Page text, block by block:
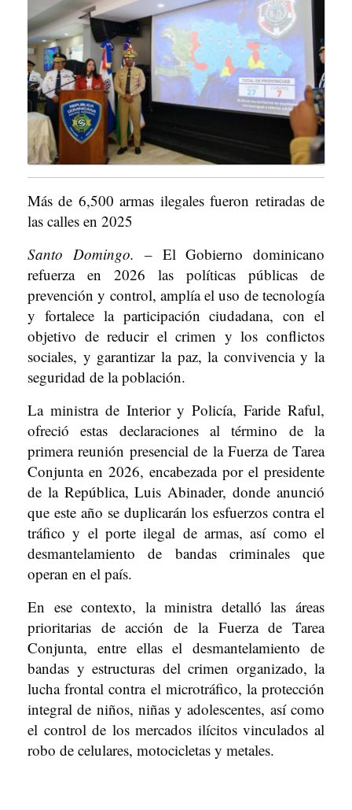
Más de 6,500 armas ilegales fueron retiradas de
las calles en 2025
Santo Domingo. – El Gobierno dominicano
refuerza en 2026 las políticas públicas de
prevención y control, amplía el uso de tecnología
y fortalece la participación ciudadana, con el
objetivo de reducir el crimen y los conflictos
sociales, y garantizar la paz, la convivencia y la
seguridad de la población.
La ministra de Interior y Policía, Faride Raful,
ofreció estas declaraciones al término de la
primera reunión presencial de la Fuerza de Tarea
Conjunta en 2026, encabezada por el presidente
de la República, Luis Abinader, donde anunció
que este año se duplicarán los esfuerzos contra el
tráfico y el porte ilegal de armas, así como el
desmantelamiento de bandas criminales que
operan en el país.
En ese contexto, la ministra detalló las áreas
prioritarias de acción de la Fuerza de Tarea
Conjunta, entre ellas el desmantelamiento de
bandas y estructuras del crimen organizado, la
lucha frontal contra el microtráfico, la protección
integral de niños, niñas y adolescentes, así como
el control de los mercados ilícitos vinculados al
robo de celulares, motocicletas y metales.